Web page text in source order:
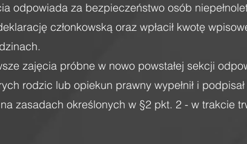
odpowiada za bezpieczeństwo osób
członkowską oraz wpłacił kwotę
zajęcia próbne w nowo powstałej sekcji
rodzic lub opiekun prawny wypełnił i
zasadach określonych w §2 pkt. 2 - w trakcie